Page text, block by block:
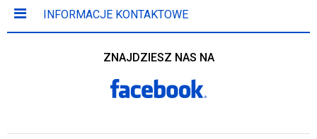
INFORMACJE KONTAKTOWE
ZNAJDZIESZ NAS NA